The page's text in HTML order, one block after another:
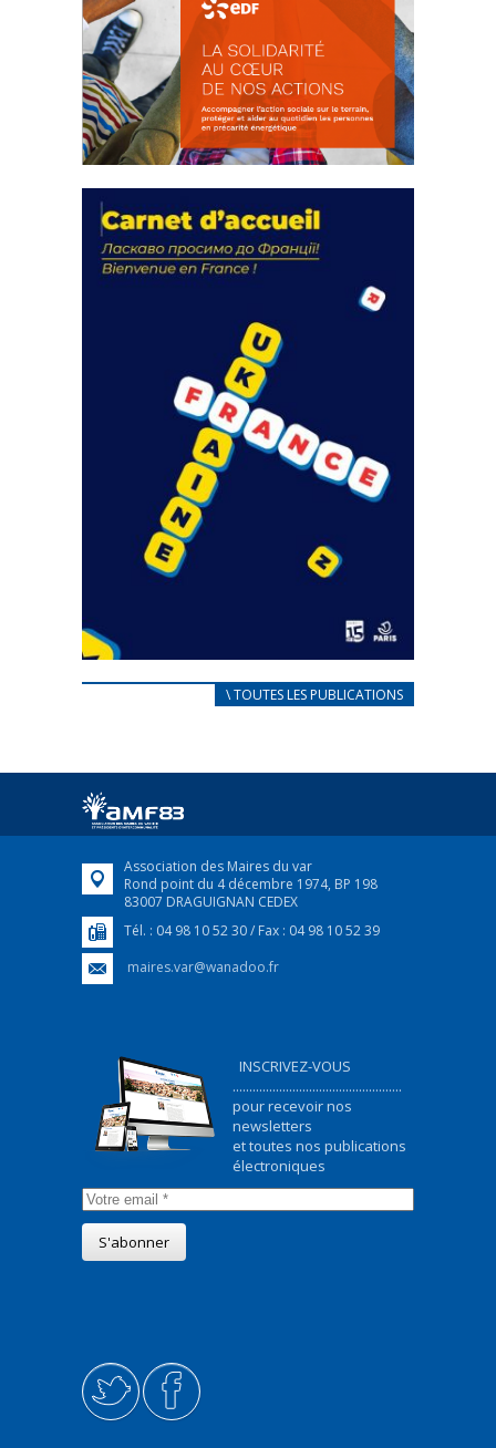
actions
18 septembre 2023
FEUILLETER
CARNET D’ACCUEIL
Afin d’accompagner au mieux les réfugiés
FEUILLETER
\ TOUTES LES PUBLICATIONS
Association des Maires du var
Rond point du 4 décembre 1974, BP 198
83007 DRAGUIGNAN CEDEX
Tél. : 04 98 10 52 30 / Fax : 04 98 10 52 39
maires.var@wanadoo.fr
INSCRIVEZ-VOUS
...................................................
pour recevoir nos
newsletters
et toutes nos publications
électroniques